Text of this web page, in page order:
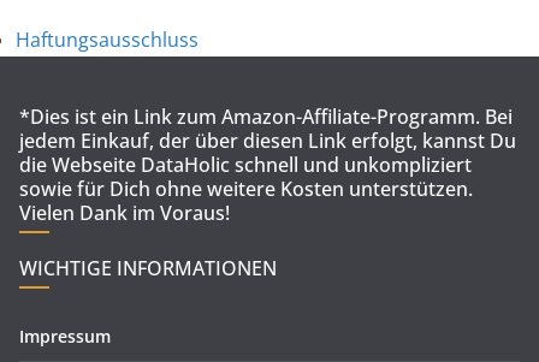
Haftungsausschluss
*Dies ist ein Link zum Amazon-Affiliate-Programm. Bei
jedem Einkauf, der über diesen Link erfolgt, kannst Du
die Webseite DataHolic schnell und unkompliziert
sowie für Dich ohne weitere Kosten unterstützen.
Vielen Dank im Voraus!
WICHTIGE INFORMATIONEN
Impressum